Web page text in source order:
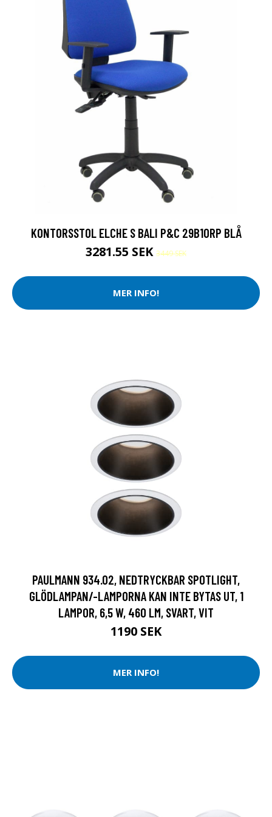
KONTORSSTOL ELCHE S BALI P&C 29B10RP BLÅ
3281.55 SEK 3449 SEK
MER INFO!
PAULMANN 934.02, NEDTRYCKBAR SPOTLIGHT,
GLÖDLAMPAN/-LAMPORNA KAN INTE BYTAS UT, 1
LAMPOR, 6,5 W, 460 LM, SVART, VIT
1190 SEK
MER INFO!